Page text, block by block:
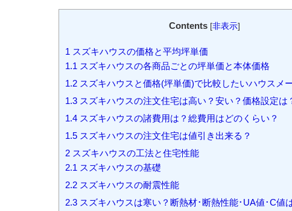
Contents [非表示]
1 スズキハウスの価格と平均坪単価
1.1 スズキハウスの各商品ごとの坪単価と本体価格
1.2 スズキハウスと価格(坪単価)で比較したいハウスメ
1.3 スズキハウスの注文住宅は高い？安い？価格設定は
1.4 スズキハウスの諸費用は？総費用はどのくらい？
1.5 スズキハウスの注文住宅は値引き出来る？
2 スズキハウスの工法と住宅性能
2.1 スズキハウスの基礎
2.2 スズキハウスの耐震性能
2.3 スズキハウスは寒い？断熱材･断熱性能･UA値･C値